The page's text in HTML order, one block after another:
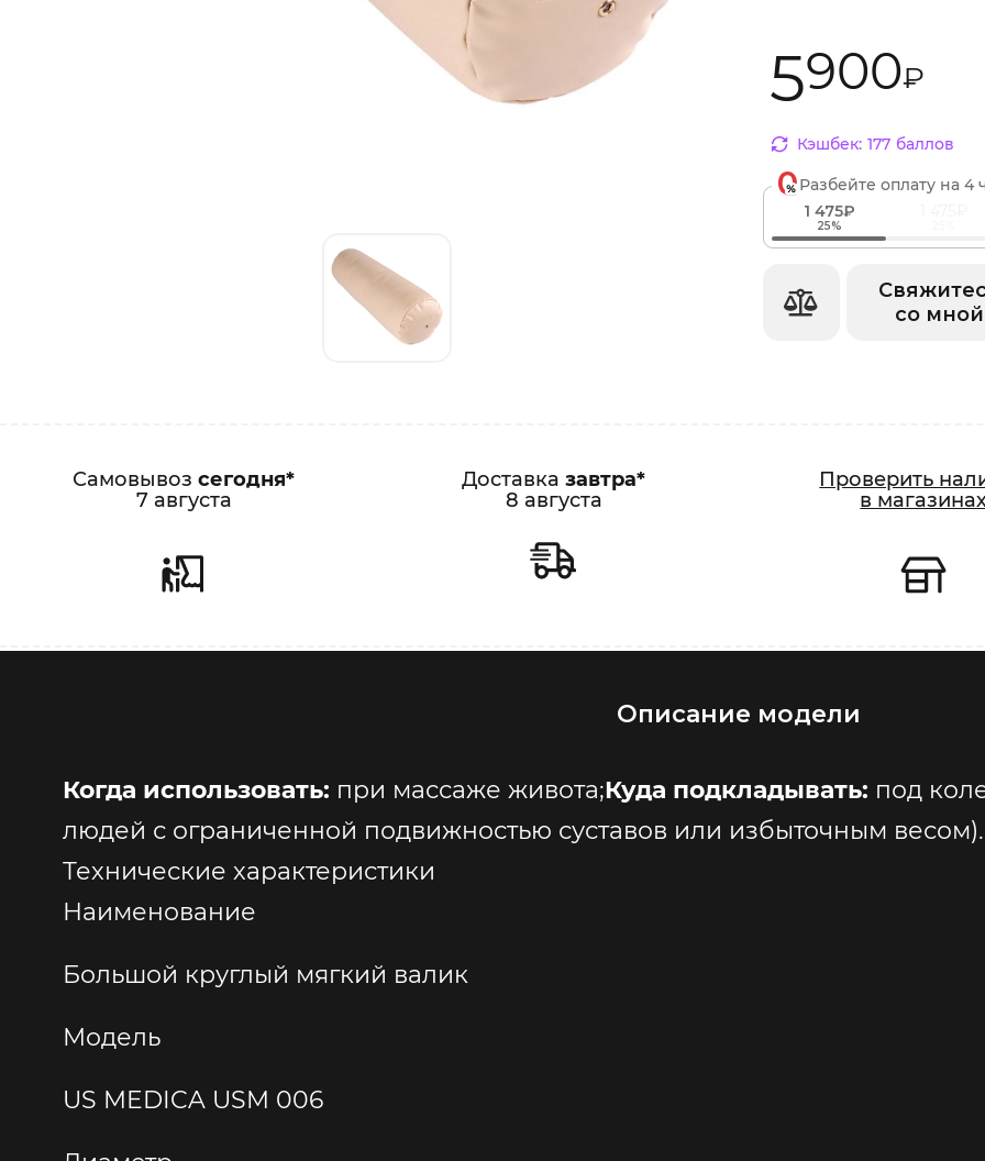
5900₽
Кэшбек: 177 баллов
Разбейте оплату на 4
1 475₽
25%
со мной
Самовывоз сегодня*
7 августа
Доставказавтра*
8 августа
Проверить
в
Описание модели
Когда использовать: при массаже живота;Куда подкладывать: под
людей с ограниченной подвижностью суставов или избыточным весом).
Технические характеристики
Наименование
Большой круглый мягкий валик
Модель
US MEDICA USM 006